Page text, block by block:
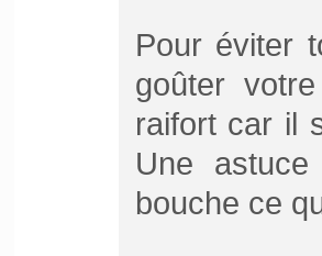
Pour éviter
goûter
raifort car il
Une
bouche ce